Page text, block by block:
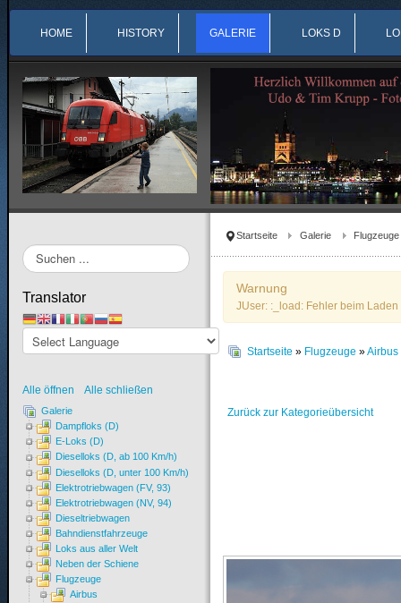
HOME HISTORY GALERIE LOKS D
Startseite Galerie Flugzeuge
Warnung
JUser: :_load: Fehler beim
Startseite » Flugzeuge »Airbus
Zurück zur Kategorieübersicht
Suchen
...
Translator
Alle öffnen Alle schließen
Galerie
Dampfloks (D)
E-Loks (D)
Dieselloks (D, ab 100 Km/h)
Dieselloks (D, unter 100 Km/h)
Elektrotriebwagen (FV, 93)
Elektrotriebwagen (NV, 94)
Dieseltriebwagen
Bahndienstfahrzeuge
Loks aus aller Welt
Neben der Schiene
Flugzeuge
Airbus